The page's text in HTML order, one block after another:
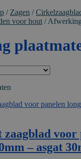
/ Zagen /
voor hout /
zaagblad voor
– asgat